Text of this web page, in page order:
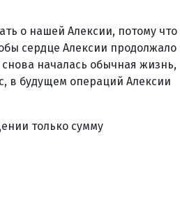
о нашей Алексии, потому что
сердце Алексии продолжало
началась обычная жизнь,
в будущем операций Алексии
только сумму